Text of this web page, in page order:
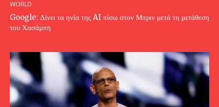
WORLD
Google: Δίνει τα ηνία της AI πίσω στον Μπριν μετά τη μετάθεση
του Χασάμπη